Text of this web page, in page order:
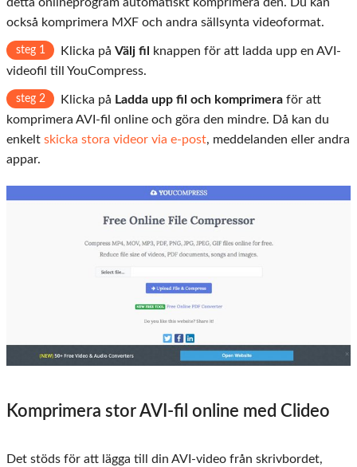
också komprimera MXF och andra sällsynta videoformat.
steg 1 Klicka på Välj fil
knappen för att ladda upp en AVI-
videofil till YouCompress.
steg 2 Klicka på Ladda upp fil och komprimera för att
komprimera AVI-fil online och göra den mindre. Då kan du
enkelt skicka stora videor via e-post, meddelanden eller andra
appar.
Komprimera stor AVI-fil online med Clideo
Det stöds för att lägga till din AVI-video från skrivbordet,